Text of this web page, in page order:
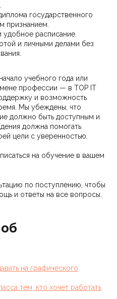
государственного
признанием.
расписание.
и личными делами без
учебного года или
профессии — в TOP IT
и возможность
Мы убеждены, что
должно быть доступным и
должна помогать
цели с уверенностью.
на обучение в вашем
по поступлению, чтобы
и ответы на все вопросы.
на графического
тем, кто хочет работать